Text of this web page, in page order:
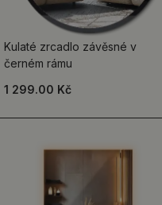
Kulaté zrcadlo závěsné v
černém rámu
1 299.00 Kč